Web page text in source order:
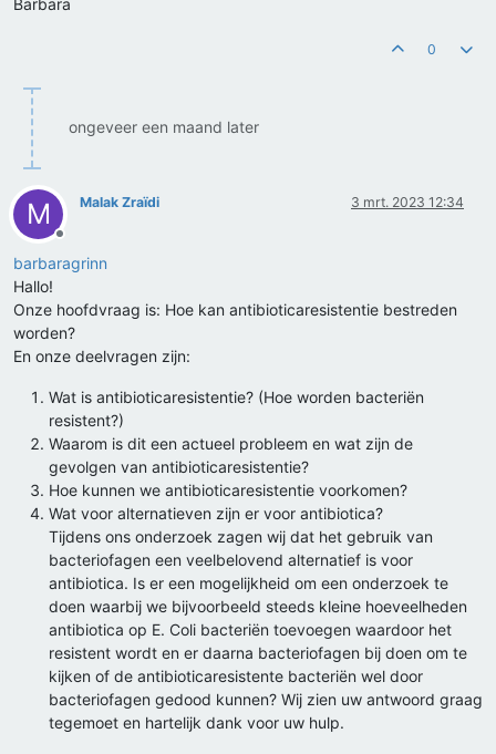
Barbara
0
ongeveer een maand later
M
Offline
Malak Zraïdi 3 mrt. 2023 12:34
barbaragrinn
Hallo!
Onze hoofdvraag is: Hoe kan antibioticaresistentie bestreden
worden?
En onze deelvragen zijn:
Wat is antibioticaresistentie? (Hoe worden bacteriën
resistent?)
Waarom is dit een actueel probleem en wat zijn de
gevolgen van antibioticaresistentie?
Hoe kunnen we antibioticaresistentie voorkomen?
Wat voor alternatieven zijn er voor antibiotica?
Tijdens ons onderzoek zagen wij dat het gebruik van
bacteriofagen een veelbelovend alternatief is voor
antibiotica. Is er een mogelijkheid om een onderzoek te
doen waarbij we bijvoorbeeld steeds kleine hoeveelheden
antibiotica op E. Coli bacteriën toevoegen waardoor het
resistent wordt en er daarna bacteriofagen bij doen om te
kijken of de antibioticaresistente bacteriën wel door
bacteriofagen gedood kunnen? Wij zien uw antwoord graag
tegemoet en hartelijk dank voor uw hulp.